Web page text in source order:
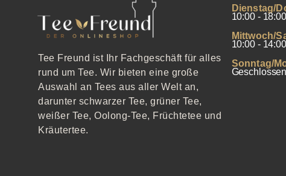
Tee Freund ist Ihr Fachgeschäft für alles
rund um Tee. Wir bieten eine große
Auswahl an Tees aus aller Welt an,
darunter schwarzer Tee, grüner Tee,
weißer Tee, Oolong-Tee, Früchtetee und
Kräutertee.
Dienstag/
10:00 -
Mittwoch/
10:00 -
Sonntag/
Geschlossen